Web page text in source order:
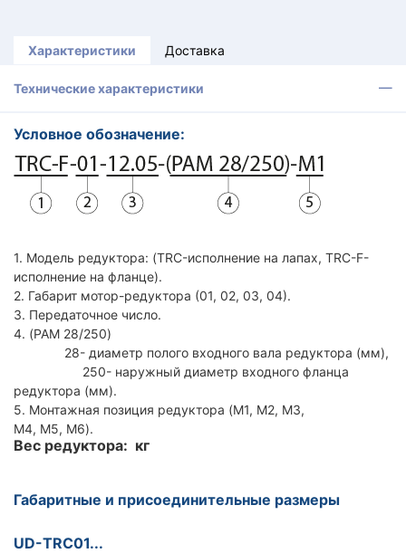
Характеристики Доставка
Технические характеристики
Условное обозначение:
1. Модель редуктора: (TRC-исполнение на лапах, TRC-F-
исполнение на фланце).
2. Габарит мотор-редуктора (01, 02, 03, 04).
3. Передаточное число.
4. (PAM 28/250)
28- диаметр полого входного вала редуктора (мм),
250- наружный диаметр входного фланца
редуктора (мм).
5. Монтажная позиция редуктора (M1, M2, M3,
M4, M5, M6).
Вес редуктора: кг
Габаритные и присоединительные размеры
UD-TRC01...